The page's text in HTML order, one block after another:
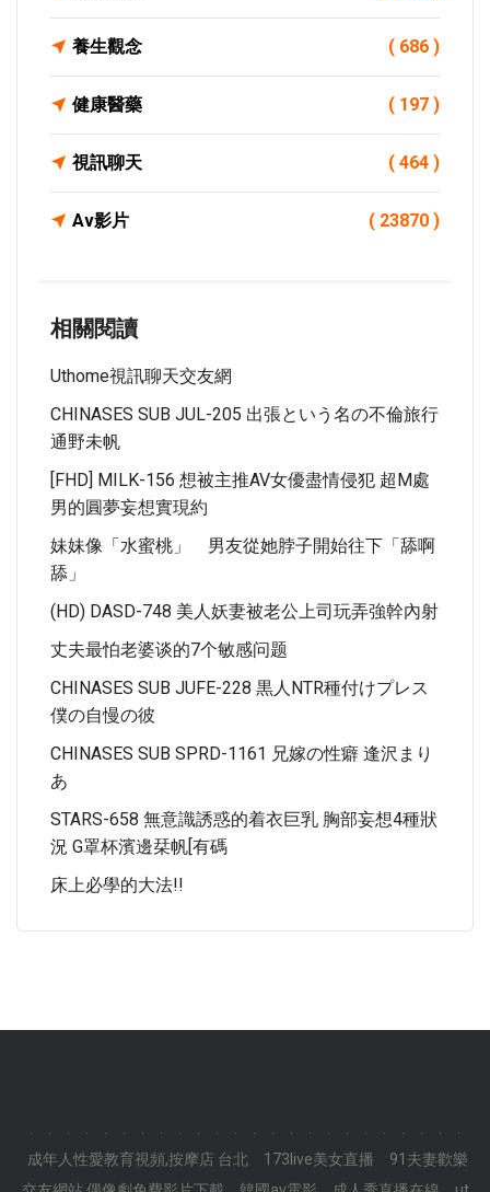
養生觀念 ( 686 )
健康醫藥 ( 197 )
視訊聊天 ( 464 )
Av影片 ( 23870 )
相關閱讀
Uthome視訊聊天交友網
CHINASES SUB JUL-205 出張という名の不倫旅行
通野未帆
[FHD] MILK-156 想被主推AV女優盡情侵犯 超M處
男的圓夢妄想實現約
妹妹像「水蜜桃」 男友從她脖子開始往下「舔啊
舔」
(HD) DASD-748 美人妖妻被老公上司玩弄強幹內射
丈夫最怕老婆谈的7个敏感问题
CHINASES SUB JUFE-228 黒人NTR種付けプレス
僕の自慢の彼
CHINASES SUB SPRD-1161 兄嫁の性癖 逢沢まり
あ
STARS-658 無意識誘惑的着衣巨乳 胸部妄想4種狀
況 G罩杯濱邊栞帆[有碼
床上必學的大法!!
成年人性愛教育視頻,按摩店 台北
173live美女直播
91夫妻歡樂